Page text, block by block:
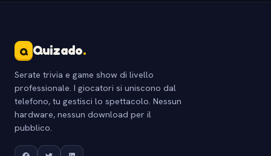
Q Quizado.
Serate trivia e game show di livello
professionale. I giocatori si uniscono dal
telefono, tu gestisci lo spettacolo. Nessun
hardware, nessun download per il
pubblico.